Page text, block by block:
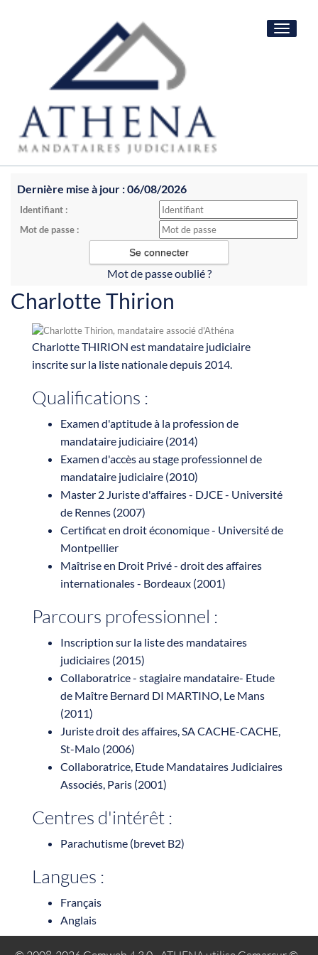
Toggle
Dernière mise à jour : 06/08/2026
Identifiant :
Mot de passe :
Mot de passe oublié ?
Charlotte Thirion
Charlotte THIRION est mandataire judiciaire
inscrite sur la liste nationale depuis 2014.
Qualifications :
Examen d'aptitude à la profession de
mandataire judiciaire (2014)
Examen d'accès au stage professionnel de
mandataire judiciaire (2010)
Master 2 Juriste d'affaires - DJCE - Université
de Rennes (2007)
Certificat en droit économique - Université de
Montpellier
Maîtrise en Droit Privé - droit des affaires
internationales - Bordeaux (2001)
Parcours professionnel :
Inscription sur la liste des mandataires
judiciaires (2015)
Collaboratrice - stagiaire mandataire- Etude
de Maître Bernard DI MARTINO, Le Mans
(2011)
Juriste droit des affaires, SA CACHE-CACHE,
St-Malo (2006)
Collaboratrice, Etude Mandataires Judiciaires
Associés, Paris (2001)
Centres d'intérêt :
Parachutisme (brevet B2)
Langues :
Français
Anglais